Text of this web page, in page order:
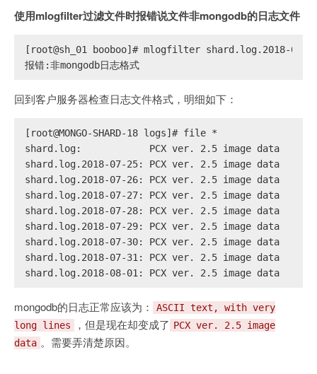
使用mlogfilter过滤文件时报错说文件非mongodb的日志文件
[root@sh_01 booboo]# mlogfilter shard.log.2018-
报错:非mongodb日志格式
回到客户服务器检查日志文件格式，明细如下：
[root@MONGO-SHARD-18 logs]# file *
shard.log:            PCX ver. 2.5 image data
shard.log.2018-07-25: PCX ver. 2.5 image data
shard.log.2018-07-26: PCX ver. 2.5 image data
shard.log.2018-07-27: PCX ver. 2.5 image data
shard.log.2018-07-28: PCX ver. 2.5 image data
shard.log.2018-07-29: PCX ver. 2.5 image data
shard.log.2018-07-30: PCX ver. 2.5 image data
shard.log.2018-07-31: PCX ver. 2.5 image data
shard.log.2018-08-01: PCX ver. 2.5 image data
mongodb的日志正常应该为：
ASCII text, with very
long lines
，但是现在却变成了 PCX ver. 2.5 image
data 。需要弄清楚原因。